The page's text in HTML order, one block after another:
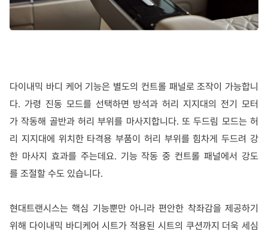
다이내믹 바디 케어 기능은 별도의 컨트롤 패널로 조작이 가능합니
다. 가령 진동 모드를 선택하면 방석과 허리 지지대의 전기 모터
가 작동해 골반과 허리 부위를 마사지합니다. 또 두드림 모드는 허
리 지지대에 위치한 타격용 부품이 허리 부위를 힘차게 두드려 강
한 마사지 효과를 주는데요. 기능 작동 중 컨트롤 패널에서 강도
를 조절할 수도 있습니다.
현대트랜시스는 핵심 기능뿐만 아니라 편안한 착좌감을 제공하기
위해 다이내믹 바디케어 시트가 적용된 시트의 쿠션까지 더욱 세심